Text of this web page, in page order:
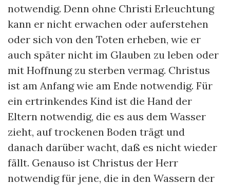
notwendig. Denn ohne Christi Erleuchtung
kann er nicht erwachen oder auferstehen
oder sich von den Toten erheben, wie er
auch später nicht im Glauben zu leben oder
mit Hoffnung zu sterben vermag. Christus
ist am Anfang wie am Ende notwendig. Für
ein ertrinkendes Kind ist die Hand der
Eltern notwendig, die es aus dem Wasser
zieht, auf trockenen Boden trägt und
danach darüber wacht, daß es nicht wieder
fällt. Genauso ist Christus der Herr
notwendig für jene, die in den Wassern der